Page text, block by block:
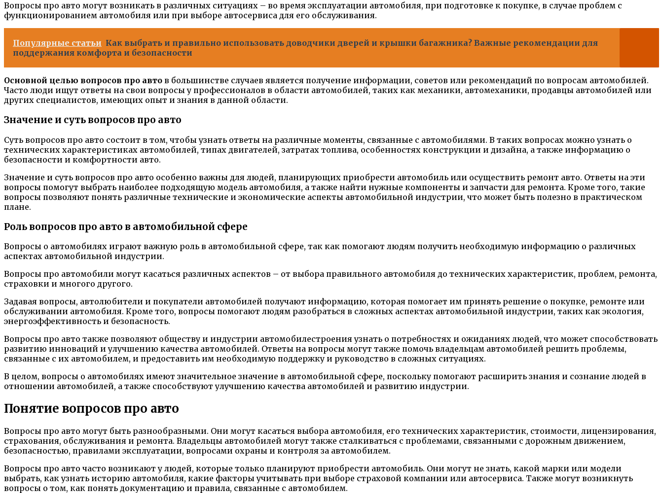
Вопросы про авто могут возникать в различных ситуациях – во время эксплуатации автомобиля, при подготовке к покупке, в случае проблем с
функционированием автомобиля или при выборе автосервиса для его обслуживания.
Популярные статьи Как выбрать и правильно использовать доводчики дверей и крышки багажника? Важные рекомендации для
поддержания комфорта и безопасности
Основной целью вопросов про авто в большинстве случаев является получение информации, советов или рекомендаций по вопросам автомобилей.
Часто люди ищут ответы на свои вопросы у профессионалов в области автомобилей, таких как механики, автомеханики, продавцы автомобилей или
других специалистов, имеющих опыт и знания в данной области.
Значение и суть вопросов про авто
Суть вопросов про авто состоит в том, чтобы узнать ответы на различные моменты, связанные с автомобилями. В таких вопросах можно узнать о
технических характеристиках автомобилей, типах двигателей, затратах топлива, особенностях конструкции и дизайна, а также информацию о
безопасности и комфортности авто.
Значение и суть вопросов про авто особенно важны для людей, планирующих приобрести автомобиль или осуществить ремонт авто. Ответы на эти
вопросы помогут выбрать наиболее подходящую модель автомобиля, а также найти нужные компоненты и запчасти для ремонта. Кроме того, такие
вопросы позволяют понять различные технические и экономические аспекты автомобильной индустрии, что может быть полезно в практическом
плане.
Роль вопросов про авто в автомобильной сфере
Вопросы о автомобилях играют важную роль в автомобильной сфере, так как помогают людям получить необходимую информацию о различных
аспектах автомобильной индустрии.
Вопросы про автомобили могут касаться различных аспектов – от выбора правильного автомобиля до технических характеристик, проблем, ремонта,
страховки и многого другого.
Задавая вопросы, автолюбители и покупатели автомобилей получают информацию, которая помогает им принять решение о покупке, ремонте или
обслуживании автомобиля. Кроме того, вопросы помогают людям разобраться в сложных аспектах автомобильной индустрии, таких как экология,
энергоэффективность и безопасность.
Вопросы про авто также позволяют обществу и индустрии автомобилестроения узнать о потребностях и ожиданиях людей, что может способствовать
развитию инноваций и улучшению качества автомобилей. Ответы на вопросы могут также помочь владельцам автомобилей решить проблемы,
связанные с их автомобилем, и предоставить им необходимую поддержку и руководство в сложных ситуациях.
В целом, вопросы о автомобилях имеют значительное значение в автомобильной сфере, поскольку помогают расширить знания и сознание людей в
отношении автомобилей, а также способствуют улучшению качества автомобилей и развитию индустрии.
Понятие вопросов про авто
Вопросы про авто могут быть разнообразными. Они могут касаться выбора автомобиля, его технических характеристик, стоимости, лицензирования,
страхования, обслуживания и ремонта. Владельцы автомобилей могут также сталкиваться с проблемами, связанными с дорожным движением,
безопасностью, правилами эксплуатации, вопросами охраны и контроля за автомобилем.
Вопросы про авто часто возникают у людей, которые только планируют приобрести автомобиль. Они могут не знать, какой марки или модели
выбрать, как узнать историю автомобиля, какие факторы учитывать при выборе страховой компании или автосервиса. Также могут возникнуть
вопросы о том, как понять документацию и правила, связанные с автомобилем.